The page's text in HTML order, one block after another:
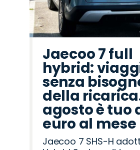
Jaecoo 7 full
hybrid:
senza
della
agosto è tuo
euro al mese
Jaecoo 7 SHS-H